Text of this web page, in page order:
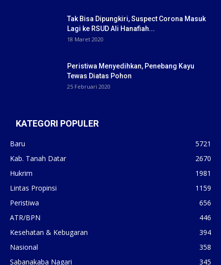
Tak Bisa Dipungkiri, Suspect Corona Masuk
Lagi ke RSUD Ali Hanafiah...
18 Maret 2020
Peristiwa Menyedihkan, Penebang Kayu
Tewas Diatas Pohon
25 Februari 2020
KATEGORI POPULER
Baru
5721
Kab. Tanah Datar
2670
Hukrim
1981
Lintas Propinsi
1159
Peristiwa
656
ATR/BPN
446
Kesehatan & Kebugaran
394
Nasional
358
Sabanakaba Nagari
345